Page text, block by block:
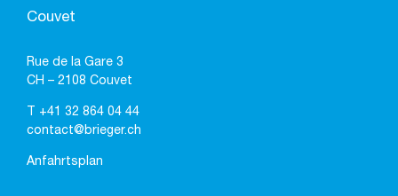
Couvet
Rue de la Gare 3
CH – 2108 Couvet
+41 32 864 04 44
contact@brieger.ch
Anfahrtsplan